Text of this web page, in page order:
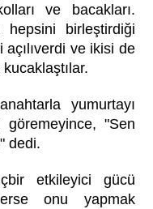
ve bacakları.
hepsini birleştirdiği
ve ikisi de
yumurtayı
"Sen
dedi.
etkileyici gücü
onu yapmak